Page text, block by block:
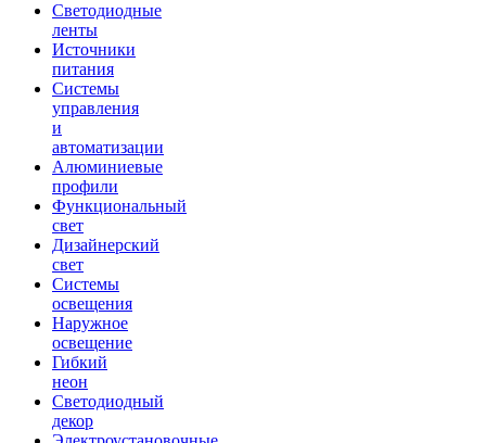
Светодиодные
ленты
Источники
питания
Системы
управления
и
автоматизации
Алюминиевые
профили
Функциональный
свет
Дизайнерский
свет
Системы
освещения
Наружное
освещение
Гибкий
неон
Светодиодный
декор